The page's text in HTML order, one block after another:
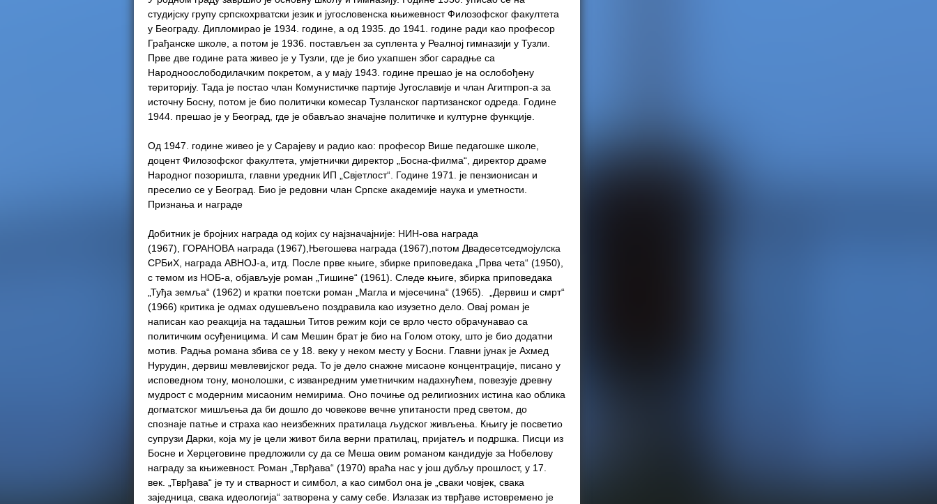
студијску групу српскохрватски језик и југословенска књижевност Филозофског факултета
у Београду. Дипломирао је 1934. године, а од 1935. до 1941. године ради као професор
Грађанске школе, а потом је 1936. постављен за суплента у Реалној гимназији у Тузли.
Прве две године рата живео је у Тузли, где је био ухапшен због сарадње са
Народноослободилачким покретом, а у мају 1943. године прешао је на ослобођену
територију. Тада је постао члан Комунистичке партије Југославије и члан Агитпроп-а за
источну Босну, потом је био политички комесар Тузланског партизанског одреда. Године
1944. прешао је у Београд, где је обављао значајне политичке и културне функције.
Од 1947. године живео је у Сарајеву и радио као: професор Више педагошке школе,
доцент Филозофског факултета, умјетнички директор „Босна-филма“, директор драме
Народног позоришта, главни уредник ИП „Свјетлост“. Године 1971. је пензионисан и
преселио се у Београд. Био је редовни члан Српске академије наука и уметности.
Признања и награде
Добитник је бројних награда од којих су најзначајније: НИН-ова награда
(1967), ГОРАНОВА награда (1967),Његошева награда (1967),потом Двадесетседмојулска
СРБиХ, награда АВНОЈ-а, итд. После прве књиге, збирке приповедака „Прва чета“ (1950),
с темом из НОБ-а, објављује роман „Тишине“ (1961). Следе књиге, збирка приповедака
„Туђа земља“ (1962) и кратки поетски роман „Магла и мјесечина“ (1965). „Дервиш и смрт“
(1966) критика је одмах одушевљено поздравила као изузетно дело. Овај роман је
написан као реакција на тадашњи Титов режим који се врло често обрачунавао са
политичким осуђеницима. И сам Мешин брат је био на Голом отоку, што је био додатни
мотив. Радња романа збива се у 18. веку у неком месту у Босни. Главни јунак је Ахмед
Нурудин, дервиш мевлевијског реда. То је дело снажне мисаоне концентрације, писано у
исповедном тону, монолошки, с изванредним уметничким надахнућем, повезује древну
мудрост с модерним мисаоним немирима. Оно почиње од религиозних истина као облика
догматског мишљења да би дошло до човекове вечне упитаности пред светом, до
спознаје патње и страха као неизбежних пратилаца људског живљења. Књигу је посветио
супрузи Дарки, која му је цели живот била верни пратилац, пријатељ и подршка. Писци из
Босне и Херцеговине предложили су да се Меша овим романом кандидује за Нобелову
награду за књижевност. Роман „Тврђава“ (1970) враћа нас у још дубљу прошлост, у 17.
век. „Тврђава“ је ту и стварност и симбол, а као симбол она је „сваки човјек, свака
заједница, свака идеологија“ затворена у саму себе. Излазак из тврђаве истовремено је